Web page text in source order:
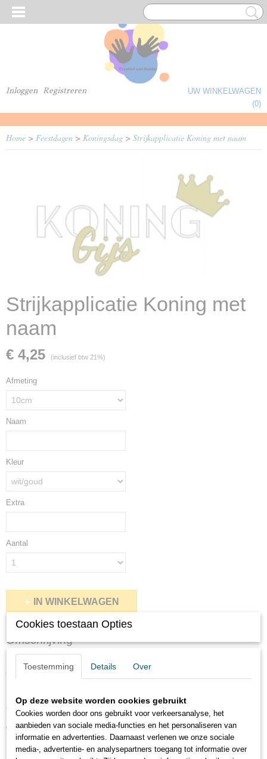
Inloggen Registreren
UW WINKELWAGEN
(0)
Home > Feestdagen > Koningsdag > Strijkapplicatie Koning met naam
Strijkapplicatie Koning met
naam
€ 4,25 (inclusief btw 21%)
Afmeting
Naam
Kleur
Extra
Aantal
IN WINKELWAGEN
Omschrijving
maak je zelf snel en makkelijk je eigen unieke shirt.
Te bestellen in verschillende kleuren zoals oranje, wit en goud.
Wordt geleverd met strijkinstructies.
Cookies toestaan Opties
Toestemming Details Over
Op deze website worden cookies gebruikt
Cookies worden door ons gebruikt voor verkeersanalyse, het
aanbieden van sociale media-functies en het personaliseren van
informatie en advertenties. Daarnaast verlenen we onze sociale
media-, advertentie- en analysepartners toegang tot informatie over